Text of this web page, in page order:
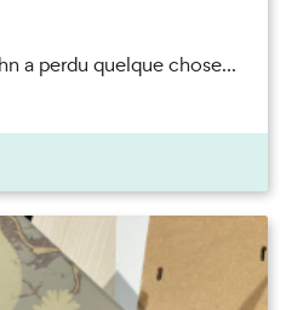
a perdu quelque chose...